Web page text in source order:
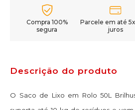
Compra 100%
segura
Parcele em até
juros
Descrição do produto
O Saco de Lixo em Rolo 50L